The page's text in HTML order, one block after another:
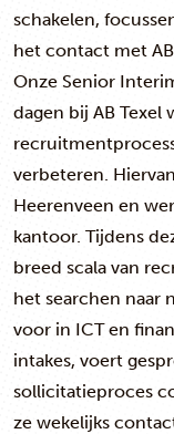
schakelen,
het contact met
Onze Senior
dagen bij AB Texel
verbeteren.
Heerenveen en
kantoor. Tijdens
breed scala van
het searchen naar
voor in ICT en
intakes, voert
sollicitatieproces
ze wekelijks